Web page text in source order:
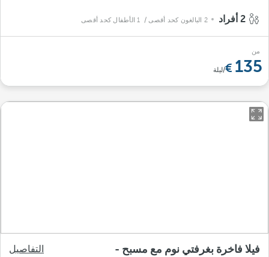
2 البالغون كحد أقصى / 1 الأطفال كحد أقصى
من
135 /ليلة
فيلا فاخرة بغرفتي نوم مع مسبح -
التفاصيل